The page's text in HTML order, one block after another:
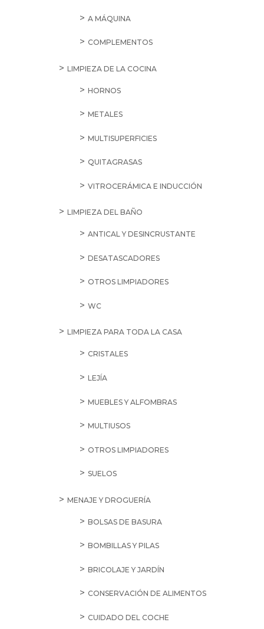
A MÁQUINA
COMPLEMENTOS
LIMPIEZA DE LA COCINA
HORNOS
METALES
MULTISUPERFICIES
QUITAGRASAS
VITROCERÁMICA E INDUCCIÓN
LIMPIEZA DEL BAÑO
ANTICAL Y DESINCRUSTANTE
DESATASCADORES
OTROS LIMPIADORES
WC
LIMPIEZA PARA TODA LA CASA
CRISTALES
LEJÍA
MUEBLES Y ALFOMBRAS
MULTIUSOS
OTROS LIMPIADORES
SUELOS
MENAJE Y DROGUERÍA
BOLSAS DE BASURA
BOMBILLAS Y PILAS
BRICOLAJE Y JARDÍN
CONSERVACIÓN DE ALIMENTOS
CUIDADO DEL COCHE